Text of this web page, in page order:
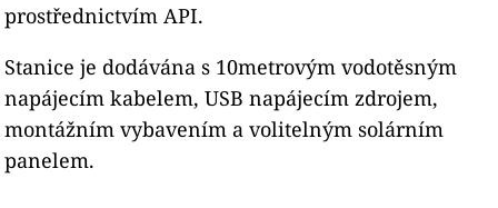
prostřednictvím API.
Stanice je dodávána s 10metrovým vodotěsným
napájecím kabelem, USB napájecím zdrojem,
montážním vybavením a volitelným solárním
panelem.